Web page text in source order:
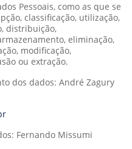
Pessoais, como as que se
classificação, utilização,
distribuição,
eliminação,
modificação,
ou extração.
dos dados: André Zagury
Fernando Missumi